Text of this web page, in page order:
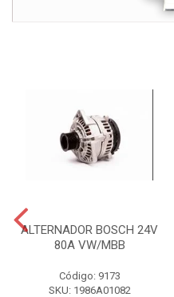
ALTERNADOR BOSCH 24V
80A VW/MBB
Código: 9173
SKU: 1986A01082